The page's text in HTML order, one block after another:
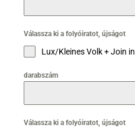
Válassza ki a folyóiratot, újságot
Lux/Kleines Volk + Join in
darabszám
Válassza ki a folyóiratot, újságot